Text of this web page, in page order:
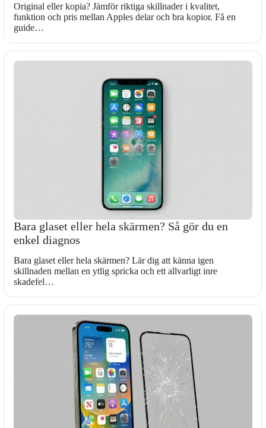
Original eller kopia? Jämför riktiga skillnader i kvalitet,
funktion och pris mellan Apples delar och bra kopior. Få en
guide…
Bara glaset eller hela skärmen? Så gör du en
enkel diagnos
Bara glaset eller hela skärmen? Lär dig att känna igen
skillnaden mellan en ytlig spricka och ett allvarligt inre
skadefel…